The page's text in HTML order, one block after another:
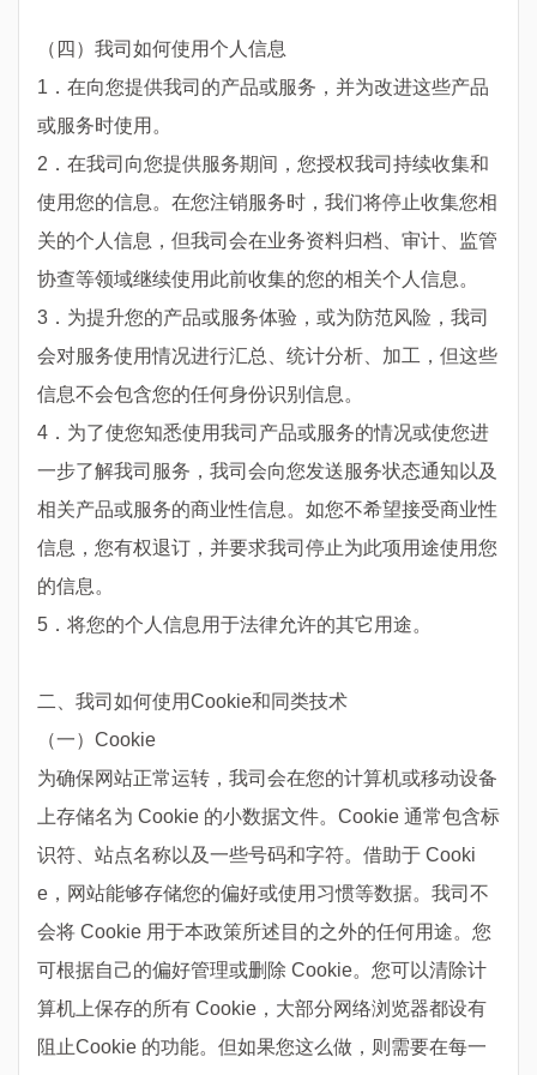
（四）我司如何使用个人信息
1．在向您提供我司的产品或服务，并为改进这些产品
或服务时使用。
2．在我司向您提供服务期间，您授权我司持续收集和
使用您的信息。在您注销服务时，我们将停止收集您相
关的个人信息，但我司会在业务资料归档、审计、监管
协查等领域继续使用此前收集的您的相关个人信息。
3．为提升您的产品或服务体验，或为防范风险，我司
会对服务使用情况进行汇总、统计分析、加工，但这些
信息不会包含您的任何身份识别信息。
4．为了使您知悉使用我司产品或服务的情况或使您进
一步了解我司服务，我司会向您发送服务状态通知以及
相关产品或服务的商业性信息。如您不希望接受商业性
信息，您有权退订，并要求我司停止为此项用途使用您
的信息。
5．将您的个人信息用于法律允许的其它用途。
二、我司如何使用Cookie和同类技术
（一）Cookie
为确保网站正常运转，我司会在您的计算机或移动设备
上存储名为 Cookie 的小数据文件。Cookie 通常包含标
识符、站点名称以及一些号码和字符。借助于 Cooki
e，网站能够存储您的偏好或使用习惯等数据。我司不
会将 Cookie 用于本政策所述目的之外的任何用途。您
可根据自己的偏好管理或删除 Cookie。您可以清除计
算机上保存的所有 Cookie，大部分网络浏览器都设有
阻止Cookie 的功能。但如果您这么做，则需要在每一